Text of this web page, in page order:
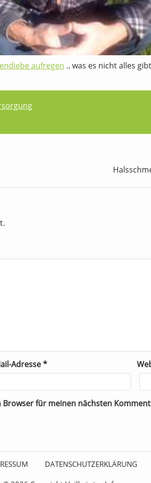
aufregen .. was es nicht alles
Adresse*
Browser für meinen nächsten
DATENSCHUTZERKLÄRUNG